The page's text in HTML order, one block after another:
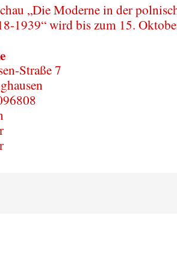
„Die Moderne in der
1939“ wird bis zum 15.
Straße 7